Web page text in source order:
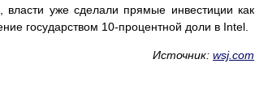
власти уже сделали прямые инвестиции как
государством 10-процентной доли в Intel.
Источник: wsj.com